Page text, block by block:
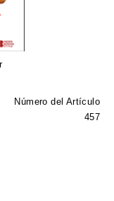
Número del Artículo
457